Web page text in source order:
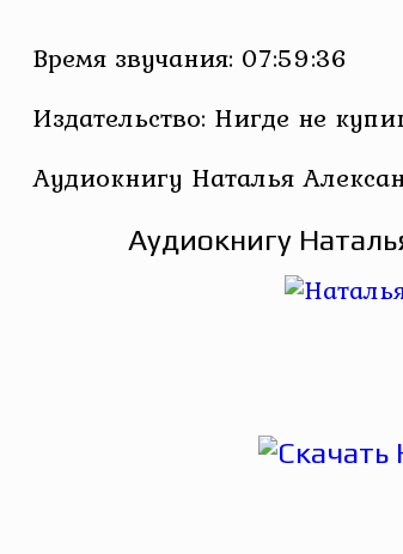
Время звучания: 07:59:36
Издательство: Нигде не
Аудиокнигу Наталья
Аудиокнигу